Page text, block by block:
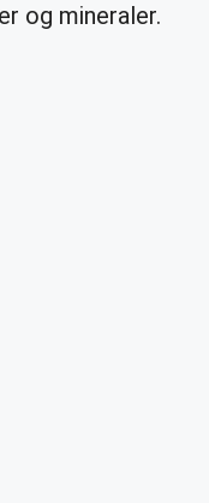
og mineraler.